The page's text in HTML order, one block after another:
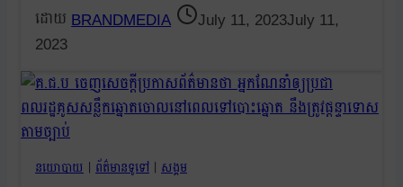
BRANDMEDIA July 11, 2023July 11,
2023
នយោបាយ | ព័ត៌មានទូទៅ | សង្គម